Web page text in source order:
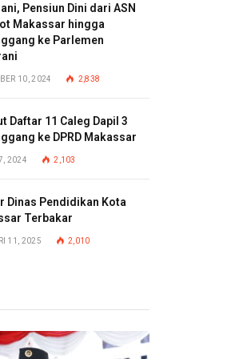
Pensiun Dini dari ASN
Makassar hingga
ke Parlemen
10, 2024 2,838
Daftar 11 Caleg Dapil 3
ke DPRD Makassar
2024 2,103
Dinas Pendidikan Kota
Terbakar
11, 2025 2,010